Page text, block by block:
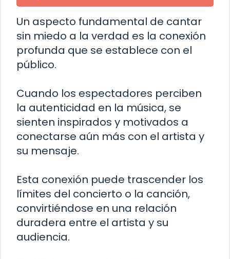
Un aspecto fundamental de cantar
sin miedo a la verdad es la conexión
profunda que se establece con el
público.
Cuando los espectadores perciben
la autenticidad en la música, se
sienten inspirados y motivados a
conectarse aún más con el artista y
su mensaje.
Esta conexión puede trascender los
límites del concierto o la canción,
convirtiéndose en una relación
duradera entre el artista y su
audiencia.